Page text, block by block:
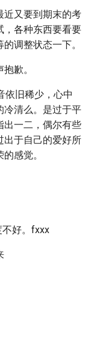
近又要到期末的考
，各种东西要看要
调整状态一下。
歉。
依旧稀少，心中
冷清么。是过于平
出一二，偶尔有些
出于自己的爱好所
感觉。
不好。fxxx